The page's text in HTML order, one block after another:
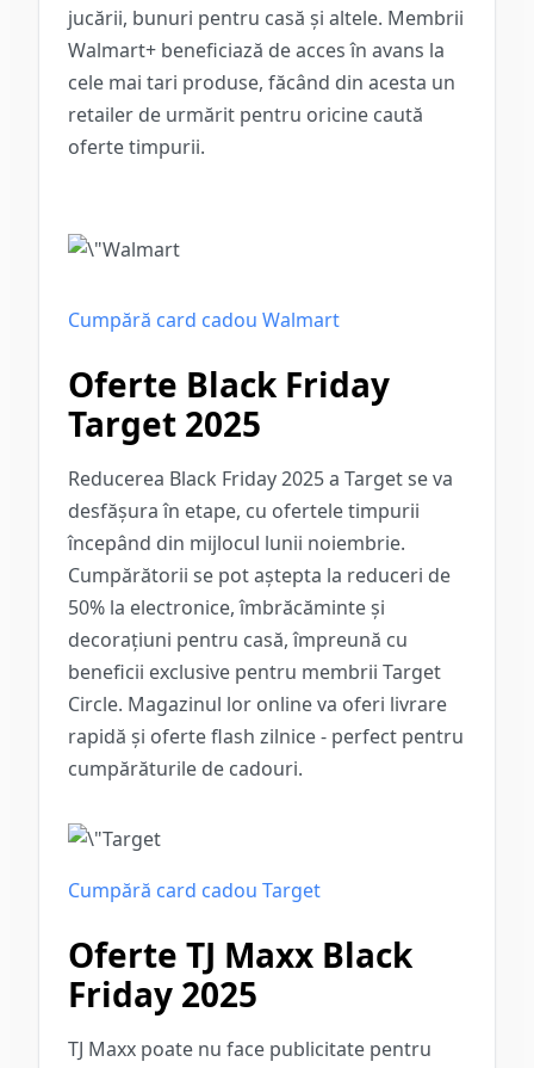
jucării, bunuri pentru casă și altele. Membrii
Walmart+ beneficiază de acces în avans la
cele mai tari produse, făcând din acesta un
retailer de urmărit pentru oricine caută
oferte timpurii.
Cumpără card cadou Walmart
Oferte Black Friday
Target 2025
Reducerea Black Friday 2025 a Target se va
desfășura în etape, cu ofertele timpurii
începând din mijlocul lunii noiembrie.
Cumpărătorii se pot aștepta la reduceri de
50% la electronice, îmbrăcăminte și
decorațiuni pentru casă, împreună cu
beneficii exclusive pentru membrii Target
Circle. Magazinul lor online va oferi livrare
rapidă și oferte flash zilnice - perfect pentru
cumpărăturile de cadouri.
Cumpără card cadou Target
Oferte TJ Maxx Black
Friday 2025
TJ Maxx poate nu face publicitate pentru